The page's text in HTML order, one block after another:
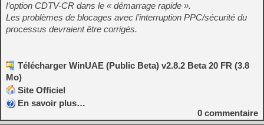
l’option CDTV-CR dans le « démarrage rapide ».
Les problèmes de blocages avec l’interruption PPC/sécurité du
processus devraient être corrigés.
Télécharger WinUAE (Public Beta) v2.8.2 Beta 20 FR (3.8
Mo)
Site Officiel
En savoir plus…
0 commentaire